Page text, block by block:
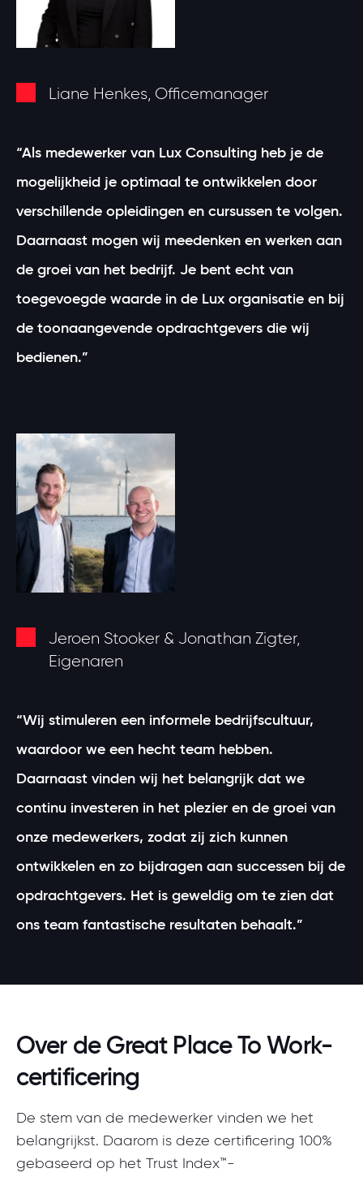
Liane Henkes, Officemanager
“Als medewerker van Lux Consulting heb je de
mogelijkheid je optimaal te ontwikkelen door
verschillende opleidingen en cursussen te volgen.
Daarnaast mogen wij meedenken en werken aan
de groei van het bedrijf. Je bent echt van
toegevoegde waarde in de Lux organisatie en bij
de toonaangevende opdrachtgevers die wij
bedienen.”
Jeroen Stooker & Jonathan Zigter,
Eigenaren
“Wij stimuleren een informele bedrijfscultuur,
waardoor we een hecht team hebben.
Daarnaast vinden wij het belangrijk dat we
continu investeren in het plezier en de groei van
onze medewerkers, zodat zij zich kunnen
ontwikkelen en zo bijdragen aan successen bij de
opdrachtgevers. Het is geweldig om te zien dat
ons team fantastische resultaten behaalt.”
Over de Great Place To Work-
certificering
De stem van de medewerker vinden we het
belangrijkst. Daarom is deze certificering 100%
gebaseerd op het Trust Index™-